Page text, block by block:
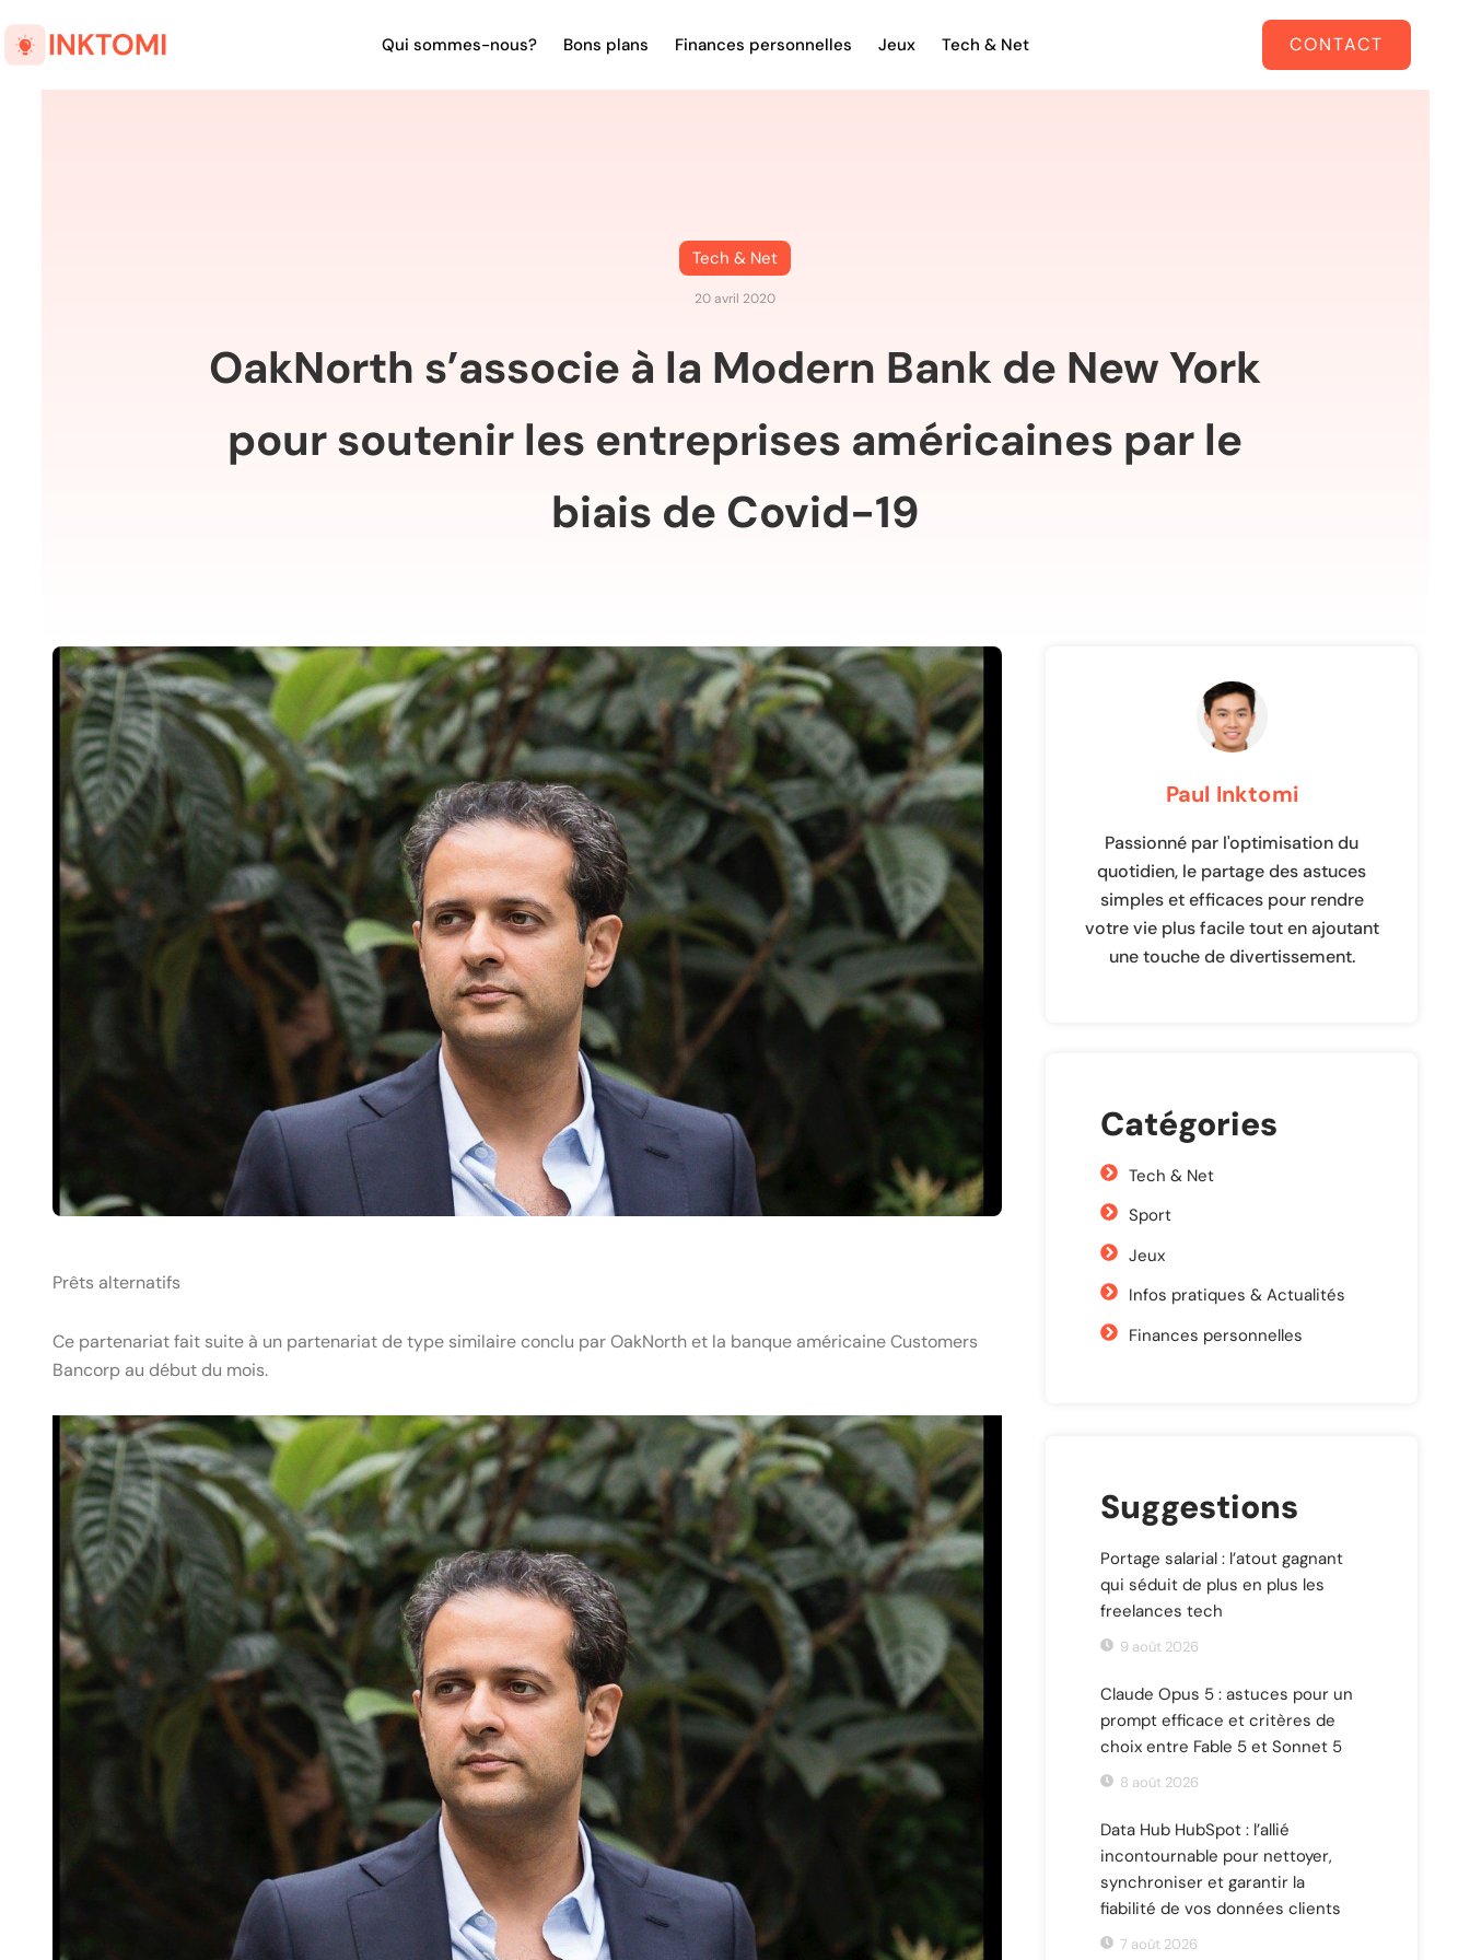
Qui sommes-nous? Bons plans Finances personnelles Jeux Tech & Net CONTACT
Tech & Net
20 avril 2020
OakNorth s’associe à la Modern Bank de New York
pour soutenir les entreprises américaines par le
biais de Covid-19
Prêts alternatifs
Ce partenariat fait suite à un partenariat de type similaire conclu par OakNorth et la banque américaine Customers
Bancorp au début du mois.
Paul Inktomi
Passionné par l'optimisation du
quotidien, le partage des astuces
simples et efficaces pour rendre
votre vie plus facile tout en ajoutant
une touche de divertissement.
Catégories
Tech & Net
Sport
Jeux
Infos pratiques & Actualités
Finances personnelles
Suggestions
Portage salarial : l’atout gagnant
qui séduit de plus en plus les
freelances tech
9 août 2026
Claude Opus 5 : astuces pour un
prompt efficace et critères de
choix entre Fable 5 et Sonnet 5
8 août 2026
Data Hub HubSpot : l’allié
incontournable pour nettoyer,
synchroniser et garantir la
fiabilité de vos données clients
7 août 2026